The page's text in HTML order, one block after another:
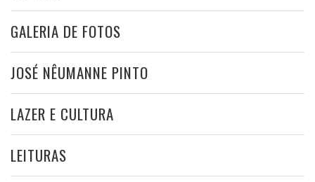
GALERIA DE FOTOS
JOSÉ NÊUMANNE PINTO
LAZER E CULTURA
LEITURAS